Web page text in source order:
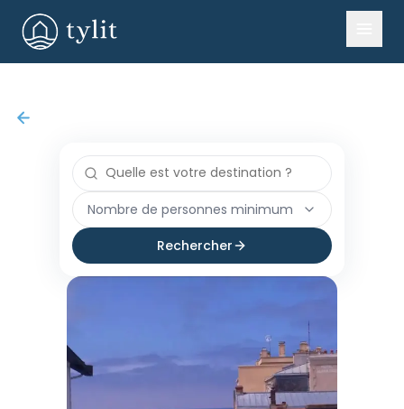
Nombre de personnes minimum
Rechercher